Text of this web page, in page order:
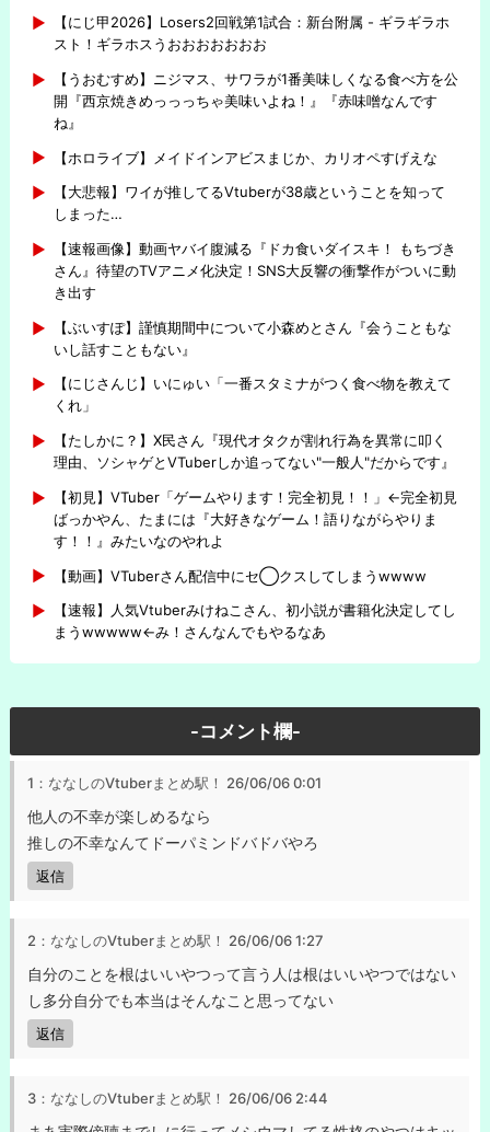
【にじ甲2026】Losers2回戦第1試合：新台附属 - ギラギラホ
スト！ギラホスうおおおおおおお
【うおむすめ】ニジマス、サワラが1番美味しくなる食べ方を公
開『西京焼きめっっっちゃ美味いよね！』『赤味噌なんです
ね』
【ホロライブ】メイドインアビスまじか、カリオペすげえな
【大悲報】ワイが推してるVtuberが38歳ということを知って
しまった…
【速報画像】動画ヤバイ腹減る『ドカ食いダイスキ！ もちづき
さん』待望のTVアニメ化決定！SNS大反響の衝撃作がついに動
き出す
【ぶいすぽ】謹慎期間中について小森めとさん『会うこともな
いし話すこともない』
【にじさんじ】いにゅい「一番スタミナがつく食べ物を教えて
くれ」
【たしかに？】X民さん『現代オタクが割れ行為を異常に叩く
理由、ソシャゲとVTuberしか追ってない"一般人"だからです』
【初見】VTuber「ゲームやります！完全初見！！」←完全初見
ばっかやん、たまには『大好きなゲーム！語りながらやりま
す！！』みたいなのやれよ
【動画】VTuberさん配信中にセ◯クスしてしまうwwww
【速報】人気Vtuberみけねこさん、初小説が書籍化決定してし
まうwwwww←み！さんなんでもやるなあ
-コメント欄-
1：ななしのVtuberまとめ駅！ 26/06/06 0:01
他人の不幸が楽しめるなら
推しの不幸なんてドーパミンドバドバやろ
返信
2：ななしのVtuberまとめ駅！ 26/06/06 1:27
自分のことを根はいいやつって言う人は根はいいやつではない
し多分自分でも本当はそんなこと思ってない
返信
3：ななしのVtuberまとめ駅！ 26/06/06 2:44